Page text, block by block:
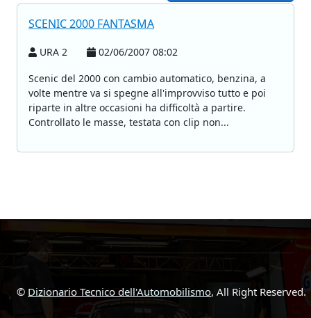
SCENIC 2000 FANTASMA
URA 2
02/06/2007 08:02
Scenic del 2000 con cambio automatico, benzina, a
volte mentre va si spegne all'improvviso tutto e poi
riparte in altre occasioni ha difficoltà a partire.
Controllato le masse, testata con clip non...
© Dizionario Tecnico dell'Automobilismo, All Right Reserved.